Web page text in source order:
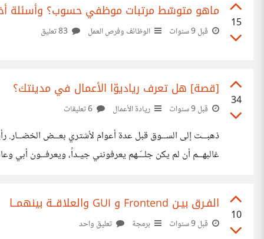
15
ماهو متوسّط مرتبات موظفي حسوب؟ وأسئلة
قبل 9 سنوات الوظائف وفرص العمل
34
[قصة] هل تعرف رياديوّا الأعمال في مدينتك؟
قبل 9 سنوات ريادة الأعمال
ذهبــت إلى الســوق قبل عدة أعوام لأشتري بعــض الخضــار.
غالبهــم أن لم يكن جلــّـهم يعرفونني جيـداً، ويعرفــون أبي
10
الفـرق بيـن Frontend و GUI والعلاقــة بينهمــا
قبل 9 سنوات برمجة تعليق واحد